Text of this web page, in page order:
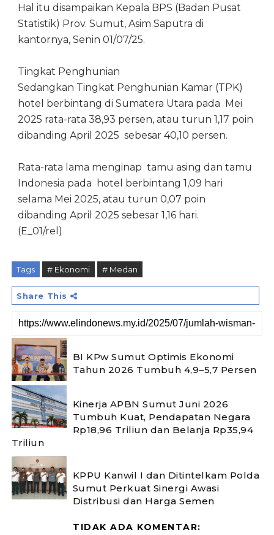
Hal itu disampaikan Kepala BPS (Badan Pusat
Statistik) Prov. Sumut, Asim Saputra di
kantornya, Senin 01/07/25.
Tingkat Penghunian
Sedangkan Tingkat Penghunian Kamar (TPK)
hotel berbintang di Sumatera Utara pada Mei
2025 rata-rata 38,93 persen, atau turun 1,17 poin
dibanding April 2025 sebesar 40,10 persen.
Rata-rata lama menginap tamu asing dan tamu
Indonesia pada hotel berbintang 1,09 hari
selama Mei 2025, atau turun 0,07 poin
dibanding April 2025 sebesar 1,16 hari.
(E_01/rel)
Tags # Ekonomi # Medan
Share This
BI KPw Sumut Optimis Ekonomi
Tahun 2026 Tumbuh 4,9–5,7 Persen
Kinerja APBN Sumut Juni 2026
Tumbuh Kuat, Pendapatan Negara
Rp18,96 Triliun dan Belanja Rp35,94
Triliun
KPPU Kanwil I dan Ditintelkam Polda
Sumut Perkuat Sinergi Awasi
Distribusi dan Harga Semen
TIDAK ADA KOMENTAR: